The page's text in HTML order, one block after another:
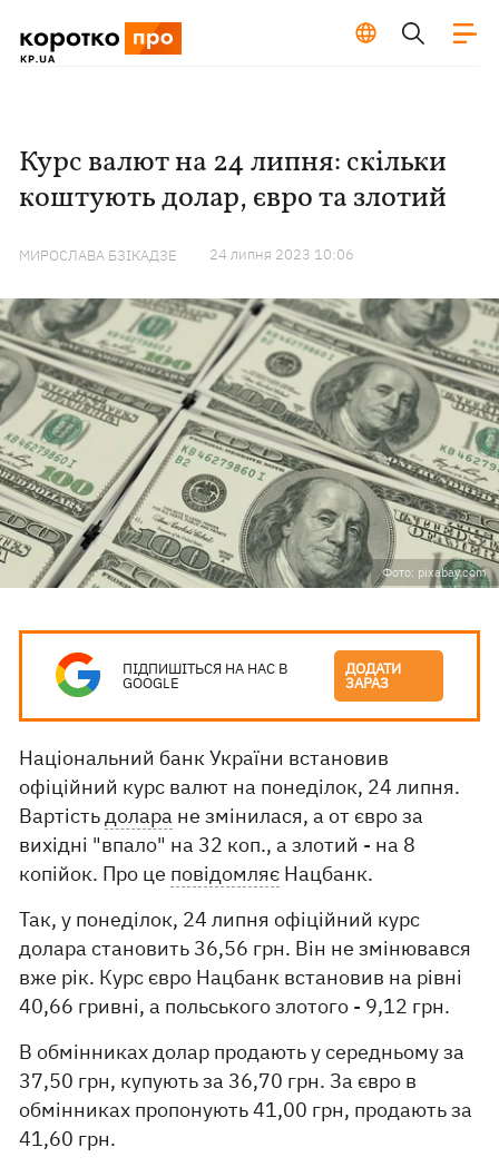
Курс валют на 24 липня: скільки
коштують долар, євро та злотий
МИРОСЛАВА БЗІКАДЗЕ 24 липня 2023 10:06
Фото: pixabay.com
ПІДПИШІТЬСЯ НА НАС В
GOOGLE
ДОДАТИ
ЗАРАЗ
Національний банк України встановив
офіційний курс валют на понеділок, 24 липня.
Вартістьдолара не змінилася, а от євро за
вихідні "впало" на 32 коп., а злотий - на 8
копійок. Про це повідомляє Нацбанк.
Так, у понеділок, 24 липня офіційний курс
долара становить 36,56 грн. Він не змінювався
вже рік. Курс євро Нацбанк встановив на рівні
40,66 гривні, а польського злотого - 9,12 грн.
В обмінниках долар продають у середньому за
37,50 грн, купують за 36,70 грн. За євро в
обмінниках пропонують 41,00 грн, продають за
41,60 грн.